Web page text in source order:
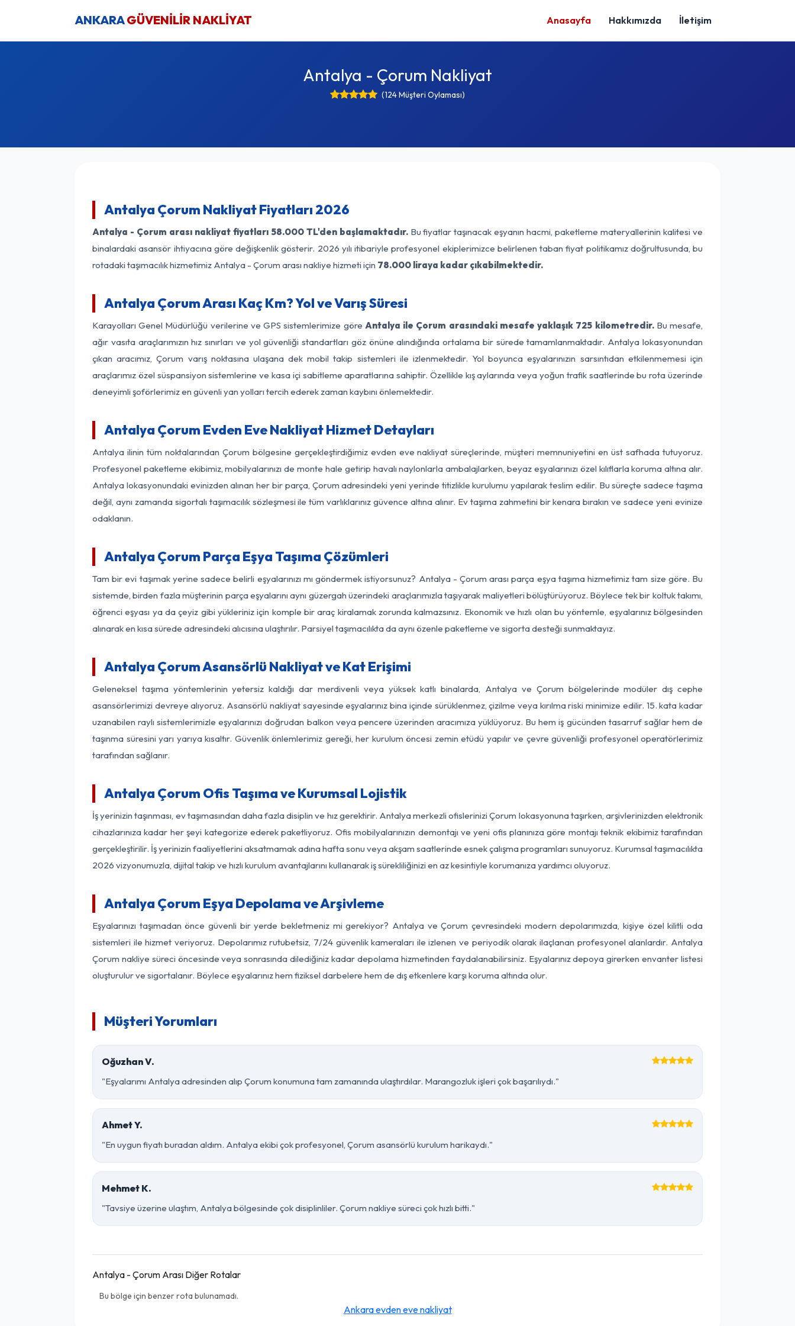
ANKARAGÜVENİLİR NAKLİYAT Anasayfa Hakkımızda İletişim
Antalya - Çorum Nakliyat
(124 Müşteri Oylaması)
Antalya Çorum Nakliyat Fiyatları 2026
Antalya - Çorum arası nakliyat fiyatları 58.000 TL'den başlamaktadır.Bu fiyatlar taşınacak eşyanın hacmi, paketleme materyallerinin kalitesi ve
binalardaki asansör ihtiyacına göre değişkenlik gösterir. 2026 yılı itibariyle profesyonel ekiplerimizce belirlenen taban fiyat politikamız doğrultusunda, bu
rotadaki taşımacılık hizmetimiz Antalya - Çorum arası nakliye hizmeti için 78.000 liraya kadar çıkabilmektedir.
Antalya Çorum Arası Kaç Km? Yol ve Varış Süresi
Karayolları Genel Müdürlüğü verilerine ve GPS sistemlerimize göre Antalya ile Çorum arasındaki mesafe yaklaşık 725 kilometredir.Bu mesafe,
ağır vasıta araçlarımızın hız sınırları ve yol güvenliği standartları göz önüne alındığında ortalama bir sürede tamamlanmaktadır. Antalya lokasyonundan
çıkan aracımız, Çorum varış noktasına ulaşana dek mobil takip sistemleri ile izlenmektedir. Yol boyunca eşyalarınızın sarsıntıdan etkilenmemesi için
araçlarımız özel süspansiyon sistemlerine ve kasa içi sabitleme aparatlarına sahiptir. Özellikle kış aylarında veya yoğun trafik saatlerinde bu rota üzerinde
deneyimli şoförlerimiz en güvenli yan yolları tercih ederek zaman kaybını önlemektedir.
Antalya Çorum Evden Eve Nakliyat Hizmet Detayları
Antalya ilinin tüm noktalarından Çorum bölgesine gerçekleştirdiğimiz evden eve nakliyat süreçlerinde, müşteri memnuniyetini en üst safhada tutuyoruz.
Profesyonel paketleme ekibimiz, mobilyalarınızı de monte hale getirip havalı naylonlarla ambalajlarken, beyaz eşyalarınızı özel kılıflarla koruma altına alır.
Antalya lokasyonundaki evinizden alınan her bir parça, Çorum adresindeki yeni yerinde titizlikle kurulumu yapılarak teslim edilir. Bu süreçte sadece taşıma
değil, aynı zamanda sigortalı taşımacılık sözleşmesi ile tüm varlıklarınız güvence altına alınır. Ev taşıma zahmetini bir kenara bırakın ve sadece yeni evinize
odaklanın.
Antalya Çorum Parça Eşya Taşıma Çözümleri
Tam bir evi taşımak yerine sadece belirli eşyalarınızı mı göndermek istiyorsunuz? Antalya - Çorum arası parça eşya taşıma hizmetimiz tam size göre. Bu
sistemde, birden fazla müşterinin parça eşyalarını aynı güzergah üzerindeki araçlarımızla taşıyarak maliyetleri bölüştürüyoruz. Böylece tek bir koltuk takımı,
öğrenci eşyası ya da çeyiz gibi yükleriniz için komple bir araç kiralamak zorunda kalmazsınız. Ekonomik ve hızlı olan bu yöntemle, eşyalarınız bölgesinden
alınarak en kısa sürede adresindeki alıcısına ulaştırılır. Parsiyel taşımacılıkta da aynı özenle paketleme ve sigorta desteği sunmaktayız.
Antalya Çorum Asansörlü Nakliyat ve Kat Erişimi
Geleneksel taşıma yöntemlerinin yetersiz kaldığı dar merdivenli veya yüksek katlı binalarda, Antalya ve Çorum bölgelerinde modüler dış cephe
asansörlerimizi devreye alıyoruz. Asansörlü nakliyat sayesinde eşyalarınız bina içinde sürüklenmez, çizilme veya kırılma riski minimize edilir. 15. kata kadar
uzanabilen raylı sistemlerimizle eşyalarınızı doğrudan balkon veya pencere üzerinden aracımıza yüklüyoruz. Bu hem iş gücünden tasarruf sağlar hem de
taşınma süresini yarı yarıya kısaltır. Güvenlik önlemlerimiz gereği, her kurulum öncesi zemin etüdü yapılır ve çevre güvenliği profesyonel operatörlerimiz
tarafından sağlanır.
Antalya Çorum Ofis Taşıma ve Kurumsal Lojistik
İş yerinizin taşınması, ev taşımasından daha fazla disiplin ve hız gerektirir. Antalya merkezli ofislerinizi Çorum lokasyonuna taşırken, arşivlerinizden elektronik
cihazlarınıza kadar her şeyi kategorize ederek paketliyoruz. Ofis mobilyalarınızın demontajı ve yeni ofis planınıza göre montajı teknik ekibimiz tarafından
gerçekleştirilir. İş yerinizin faaliyetlerini aksatmamak adına hafta sonu veya akşam saatlerinde esnek çalışma programları sunuyoruz. Kurumsal taşımacılıkta
2026 vizyonumuzla, dijital takip ve hızlı kurulum avantajlarını kullanarak iş sürekliliğinizi en az kesintiyle korumanıza yardımcı oluyoruz.
Antalya Çorum Eşya Depolama ve Arşivleme
Eşyalarınızı taşımadan önce güvenli bir yerde bekletmeniz mi gerekiyor? Antalya ve Çorum çevresindeki modern depolarımızda, kişiye özel kilitli oda
sistemleri ile hizmet veriyoruz. Depolarımız rutubetsiz, 7/24 güvenlik kameraları ile izlenen ve periyodik olarak ilaçlanan profesyonel alanlardır. Antalya
Çorum nakliye süreci öncesinde veya sonrasında dilediğiniz kadar depolama hizmetinden faydalanabilirsiniz. Eşyalarınız depoya girerken envanter listesi
oluşturulur ve sigortalanır. Böylece eşyalarınız hem fiziksel darbelere hem de dış etkenlere karşı koruma altında olur.
Müşteri Yorumları
Oğuzhan V.
"Eşyalarımı Antalya adresinden alıp Çorum konumuna tam zamanında ulaştırdılar. Marangozluk işleri çok başarılıydı."
Ahmet Y.
"En uygun fiyatı buradan aldım. Antalya ekibi çok profesyonel, Çorum asansörlü kurulum harikaydı."
Mehmet K.
"Tavsiye üzerine ulaştım, Antalya bölgesinde çok disiplinliler. Çorum nakliye süreci çok hızlı bitti."
Antalya - Çorum Arası Diğer Rotalar
Bu bölge için benzer rota bulunamadı.
Ankara evden eve nakliyat